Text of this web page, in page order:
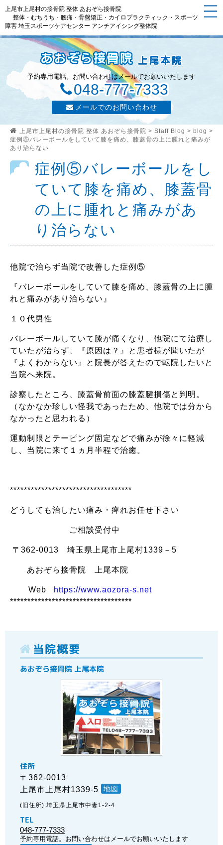
上尾市上尾村の接骨院 整体 あおぞら接骨院
整体・むちうち・腰痛・骨盤矯正・カイロプラクティック・スポーツ
障害 埼玉スポーツケアセンター アンチアイシング整体院
予約専用電話。お問い合わせはメールでお願いいたします
048-777-7333
メールでのお問い合わせ
上尾市上尾村の接骨院 整体 あおぞら接骨院 > Staff Blog > blog >
症例⑤バレーボールをしていて膝を痛め、膝蓋骨の上に腫れと痛みが
あり治らない
症例⑤バレーボールをし
ていて膝を痛め、膝蓋骨
の上に腫れと痛みがあ
り治らない
他院で治らず当院で改善した症例⑤
『バレーボールをしていて膝を痛め、膝蓋骨の上に腫
れと痛みがあり治らない』
１０代男性
バレーボールしていて膝が痛くなり、他院にて治療し
ていたが治らず、『原因は？』と患者様が聞いたが
『よくわからない』と院長が答えたので転院したいと
当院へ来院。
診察したところ、膝蓋骨前面の膝蓋腱損傷と判明。
（なかなか珍しい怪我であったため、他院では分から
なかったと思われる）
運動制限とテーピング固定などで痛みが徐々に軽減
し、当院に来て１ヵ月半程で治癒。
***********************************
どうしても治したい痛み・痺れお任せ下さい
ご相談受付中
〒362-0013 埼玉県上尾市上尾村1339－5
あおぞら接骨院 上尾本院
Web
https://www.aozora-s.net
***********************************
当院概要
あおぞら接骨院 上尾本院
住所
〒362-0013
上尾市上尾村1339-5
地図
(旧住所) 埼玉県上尾市中妻1-2-4
TEL
048-777-7333
予約専用電話。お問い合わせはメールでお願いいたします